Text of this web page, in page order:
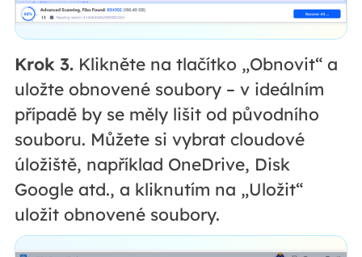
Krok 3.Klikněte na tlačítko „Obnovit“ a
uložte obnovené soubory – v ideálním
případě by se měly lišit od původního
souboru. Můžete si vybrat cloudové
úložiště, například OneDrive, Disk
Google atd., a kliknutím na „Uložit“
uložit obnovené soubory.